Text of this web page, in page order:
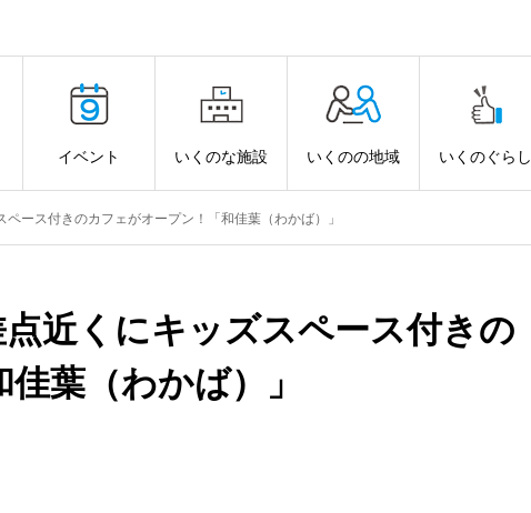
イベント いくのな施設 いくのの地域 いくのぐらし
ペース付きのカフェがオープン！「和佳葉（わかば）」
点近くにキッズスペース付きの
葉（わかば）」